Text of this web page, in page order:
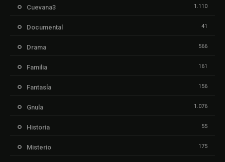
Cuevana3 1.110
Documental 41
Drama 566
Familia 161
Fantasía 156
Gnula 1.076
Historia 55
Misterio 175